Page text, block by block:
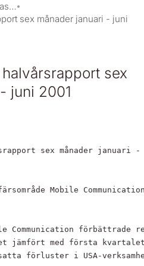
Press releases
sex månader januari - juni
halvårsrapport sex
juni 2001
sex månader januari
Mobile
Communication förbättrade
jämfört med första
förluster i USA-